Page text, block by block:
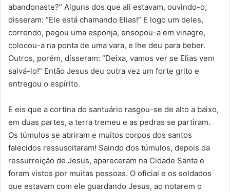
abandonaste?” Alguns dos que ali estavam, ouvindo-o,
disseram: “Ele está chamando Elias!” E logo um deles,
correndo, pegou uma esponja, ensopou-a em vinagre,
colocou-a na ponta de uma vara, e lhe deu para beber.
Outros, porém, disseram: “Deixa, vamos ver se Elias vem
salvá-lo!” Então Jesus deu outra vez um forte grito e
entregou o espírito.
E eis que a cortina do santuário rasgou-se de alto a baixo,
em duas partes, a terra tremeu e as pedras se partiram.
Os túmulos se abriram e muitos corpos dos santos
falecidos ressuscitaram! Saindo dos túmulos, depois da
ressurreição de Jesus, apareceram na Cidade Santa e
foram vistos por muitas pessoas. O oficial e os soldados
que estavam com ele guardando Jesus, ao notarem o